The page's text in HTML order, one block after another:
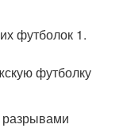
футболок 1.
футболку